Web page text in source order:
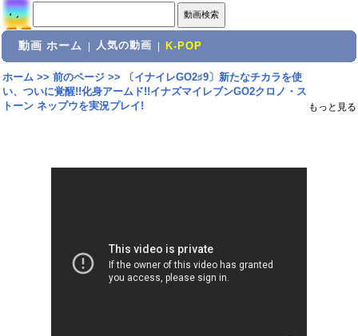
動画 ホーム 人気の動画 K-POP
ホーム>> 前のページ>>
〔イナイレGO2♯9〕新たなチカラを使
い、ついに覚醒!!化身アームド!!イナズマイレブンGO2クロノ・ス
トーン ネップウを実況プレイ!
もっと見る